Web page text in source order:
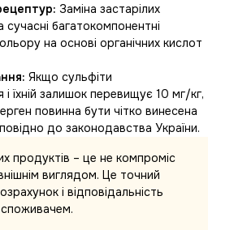
Заміна застарілих
сучасні багатокомпонентні
на основі органічних кислот
Якщо сульфіти
їхній залишок перевищує 10 мг/кг,
повинна бути чітко винесена
до законодавства України.
продуктів – це не компроміс
виглядом. Це точний
і відповідальність